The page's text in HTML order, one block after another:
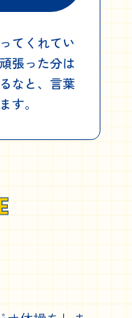
てくれてい
張った分は
なと、言葉
す。